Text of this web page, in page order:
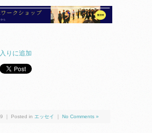
りに追加
｜ Posted in エッセイ No Comments »